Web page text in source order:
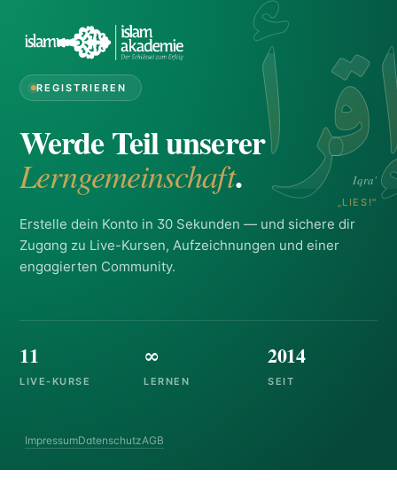
Iqra'
„LIES!"
REGISTRIEREN
Werde Teil unserer
Lerngemeinschaft.
Erstelle dein Konto in 30 Sekunden — und sichere dir
Zugang zu Live-Kursen, Aufzeichnungen und einer
engagierten Community.
11
LIVE-KURSE
∞
LERNEN
2014
SEIT
ImpressumDatenschutzAGB